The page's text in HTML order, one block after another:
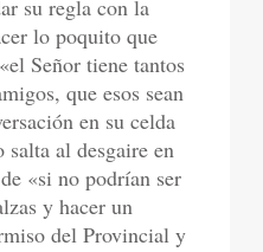
su regla con la
lo poquito que
Señor tiene tantos
que esos sean
en su celda
salta al desgaire en
«si no podrían ser
y hacer un
del Provincial y